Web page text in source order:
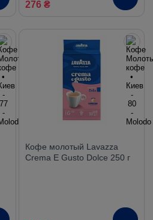
276 ₴
Кофе молотый Lavazza
Crema E Gusto Dolce 250 г